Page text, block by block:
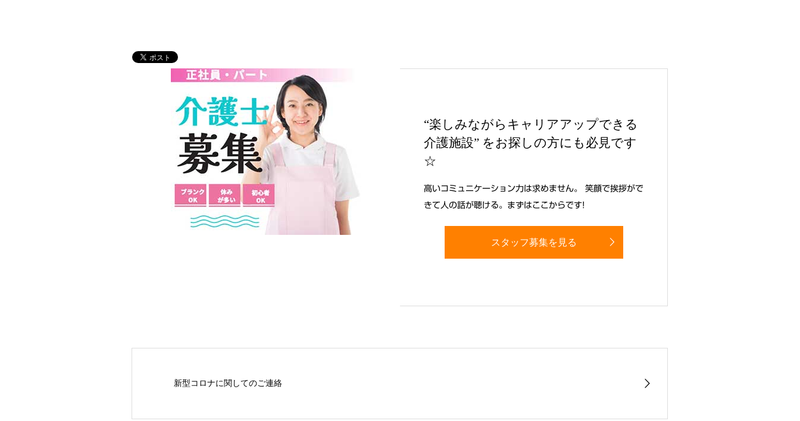
“楽しみながらキャリアアップできる
介護施設” をお探しの方にも必見です
☆
高いコミュニケーション力は求めません。 笑顔で挨拶がで
きて人の話が聴ける。まずはここからです!
スタッフ募集を見る
新型コロナに関してのご連絡